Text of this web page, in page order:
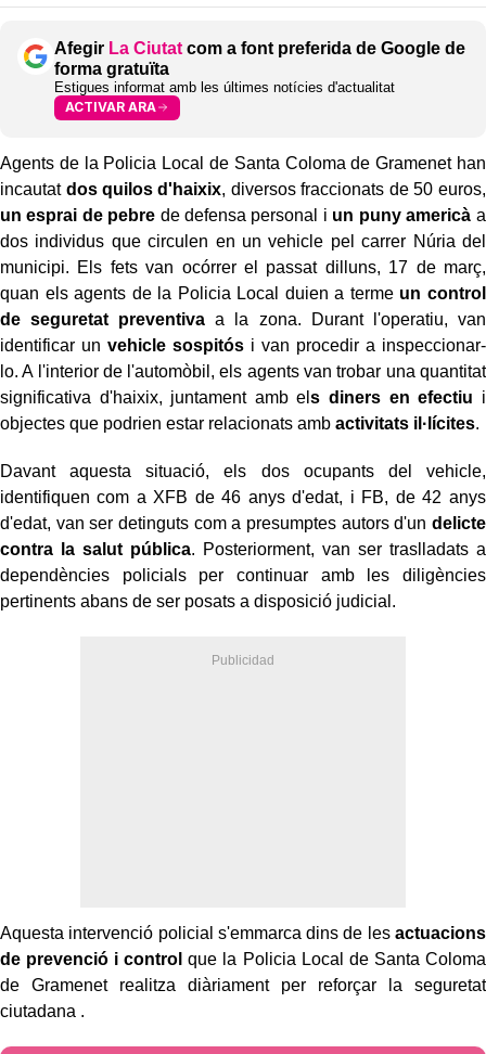
Afegir La Ciutat com a font preferida de Google de
forma gratuïta
Estigues informat amb les últimes notícies d'actualitat
ACTIVAR ARA
Agents de la Policia Local de Santa Coloma de Gramenet han
incautat dos quilos d'haixix, diversos fraccionats de 50 euros,
un esprai de pebre de defensa personal i un puny americà a
dos individus que circulen en un vehicle pel carrer Núria del
municipi. Els fets van ocórrer el passat dilluns, 17 de març,
quan els agents de la Policia Local duien a terme un control
de seguretat preventiva a la zona. Durant l'operatiu, van
identificar un vehicle sospitósi van procedir a inspeccionar-
lo. A l'interior de l'automòbil, els agents van trobar una quantitat
significativa d'haixix, juntament amb els diners en efectiu i
objectes que podrien estar relacionats amb activitats il·lícites.
Davant aquesta situació, els dos ocupants del vehicle,
identifiquen com a XFB de 46 anys d'edat, i FB, de 42 anys
d'edat, van ser detinguts com a presumptes autors d'un delicte
contra la salut pública. Posteriorment, van ser traslladats a
dependències policials per continuar amb les diligències
pertinents abans de ser posats a disposició judicial.
Aquesta intervenció policial s'emmarca dins de les actuacions
de prevenció i control que la Policia Local de Santa Coloma
de Gramenet realitza diàriament per reforçar la seguretat
ciutadana .